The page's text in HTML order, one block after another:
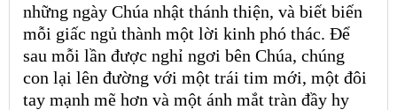
những ngày Chúa nhật thánh thiện, và biết biến
mỗi giấc ngủ thành một lời kinh phó thác. Để
sau mỗi lần được nghỉ ngơi bên Chúa, chúng
con lại lên đường với một trái tim mới, một đôi
tay mạnh mẽ hơn và một ánh mắt tràn đầy hy